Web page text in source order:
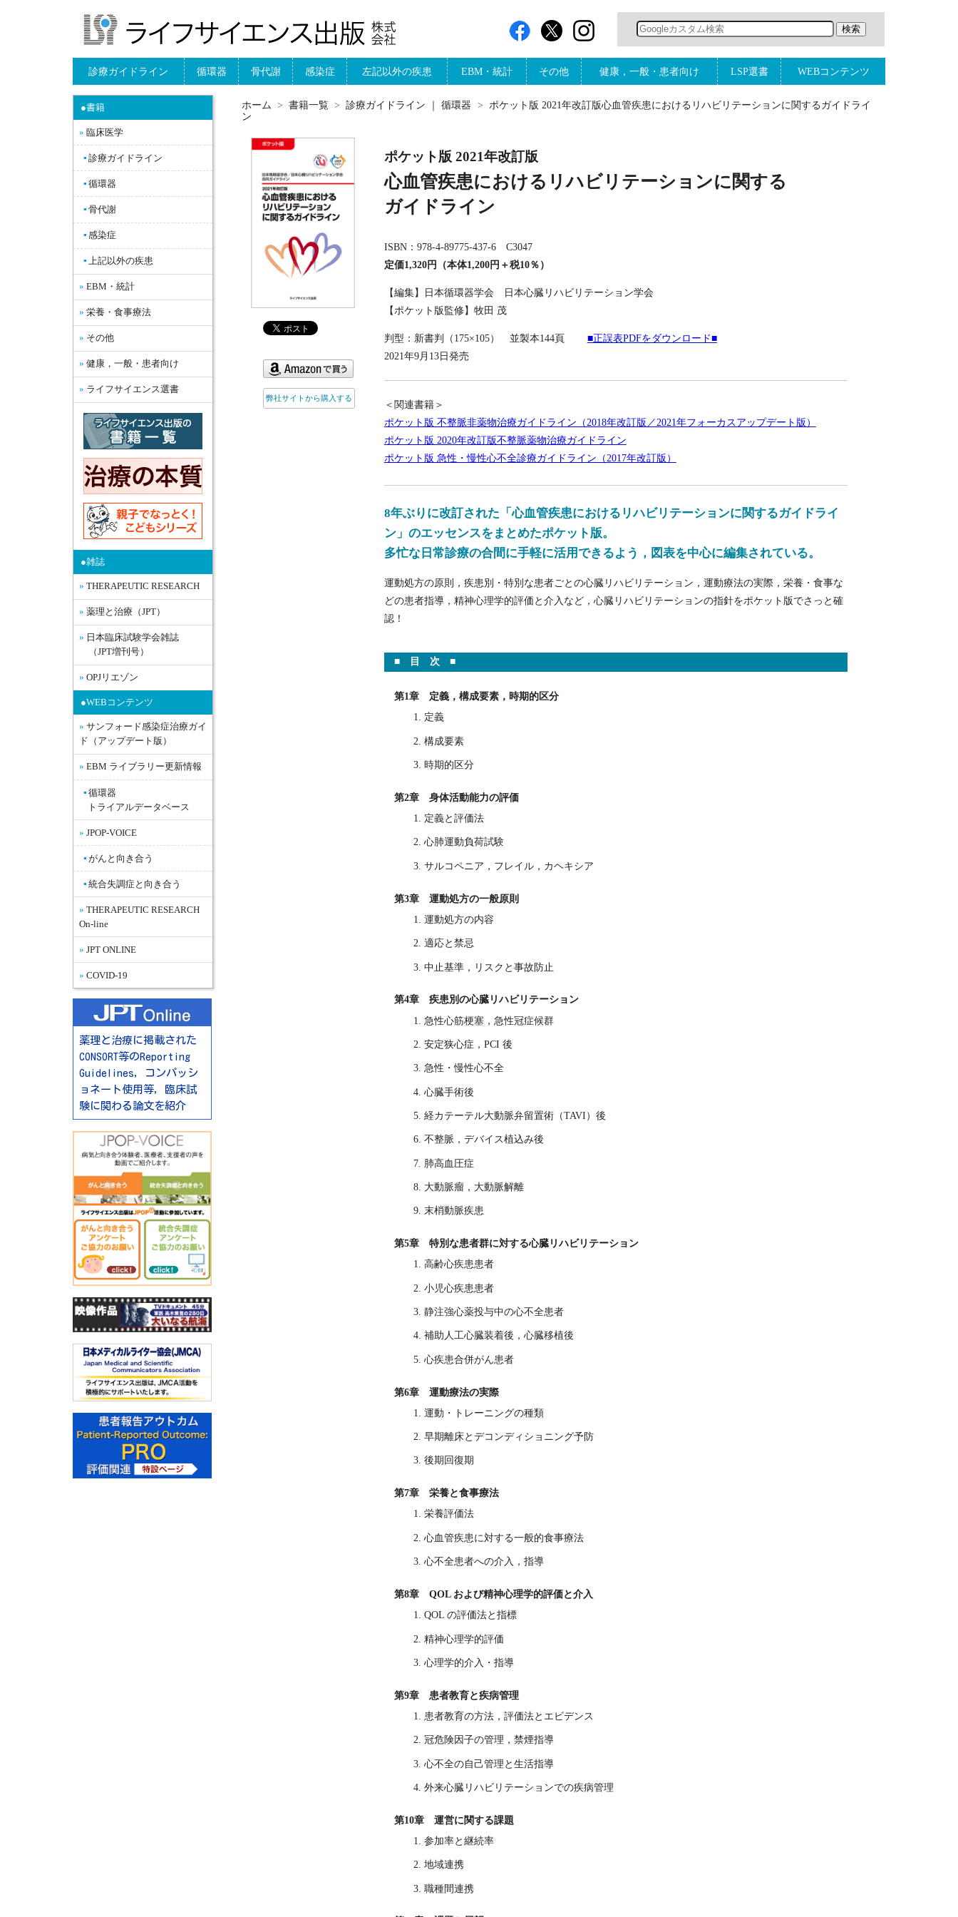
診療ガイドライン 循環器 骨代謝 感染症 左記以外の疾患 EBM・統計 その他 健康，一般・患者向け LSP選書 WEBコンテンツ
●書籍
臨床医学
診療ガイドライン
循環器
骨代謝
感染症
上記以外の疾患
EBM・統計
栄養・食事療法
その他
健康，一般・患者向け
ライフサイエンス選書
●雑誌
THERAPEUTIC RESEARCH
薬理と治療（JPT）
日本臨床試験学会雑誌
（JPT増刊号）
OPJリエゾン
●WEBコンテンツ
サンフォード感染症治療ガイ
ド（アップデート版）
EBM ライブラリー更新情報
循環器
トライアルデータベース
JPOP-VOICE
がんと向き合う
統合失調症と向き合う
THERAPEUTIC RESEARCH
On-line
JPT ONLINE
COVID-19
薬理と治療に掲載された
CONSORT等のReporting
Guidelines，コンパッシ
ョネート使用等，臨床試
験に関わる論文を紹介
ホーム 書籍一覧 診療ガイドライン ｜循環器
ポケット版 2021年改訂版心血管疾患におけるリハビリテーションに関するガイドライ
ン
弊社サイトから購入する
ポケット版 2021年改訂版
心血管疾患におけるリハビリテーションに関する
ガイドライン
ISBN：978-4-89775-437-6 C3047
定価1,320円（本体1,200円＋税10％）
【編集】日本循環器学会 日本心臓リハビリテーション学会
【ポケット版監修】牧田 茂
判型：新書判（175×105） 並製本144頁 ■正誤表PDFをダウンロード■
2021年9月13日発売
＜関連書籍＞
ポケット版 不整脈非薬物治療ガイドライン（2018年改訂版／2021年フォーカスアップデート版）
ポケット版 2020年改訂版不整脈薬物治療ガイドライン
ポケット版 急性・慢性心不全診療ガイドライン（2017年改訂版）
8年ぶりに改訂された「心血管疾患におけるリハビリテーションに関するガイドライ
ン」のエッセンスをまとめたポケット版。
多忙な日常診療の合間に手軽に活用できるよう，図表を中心に編集されている。
運動処方の原則，疾患別・特別な患者ごとの心臓リハビリテーション，運動療法の実際，栄養・食事な
どの患者指導，精神心理学的評価と介入など，心臓リハビリテーションの指針をポケット版でさっと確
認！
■ 目 次 ■
第1章 定義，構成要素，時期的区分
1. 定義
2. 構成要素
3. 時期的区分
第2章 身体活動能力の評価
1. 定義と評価法
2. 心肺運動負荷試験
3. サルコペニア，フレイル，カヘキシア
第3章 運動処方の一般原則
1. 運動処方の内容
2. 適応と禁忌
3. 中止基準，リスクと事故防止
第4章 疾患別の心臓リハビリテーション
1. 急性心筋梗塞，急性冠症候群
2. 安定狭心症，PCI 後
3. 急性・慢性心不全
4. 心臓手術後
5. 経カテーテル大動脈弁留置術（TAVI）後
6. 不整脈，デバイス植込み後
7. 肺高血圧症
8. 大動脈瘤，大動脈解離
9. 末梢動脈疾患
第5章 特別な患者群に対する心臓リハビリテーション
1. 高齢心疾患患者
2. 小児心疾患患者
3. 静注強心薬投与中の心不全患者
4. 補助人工心臓装着後，心臓移植後
5. 心疾患合併がん患者
第6章 運動療法の実際
1. 運動・トレーニングの種類
2. 早期離床とデコンディショニング予防
3. 後期回復期
第7章 栄養と食事療法
1. 栄養評価法
2. 心血管疾患に対する一般的食事療法
3. 心不全患者への介入，指導
第8章 QOL および精神心理学的評価と介入
1. QOL の評価法と指標
2. 精神心理学的評価
3. 心理学的介入・指導
第9章 患者教育と疾病管理
1. 患者教育の方法，評価法とエビデンス
2. 冠危険因子の管理，禁煙指導
3. 心不全の自己管理と生活指導
4. 外来心臓リハビリテーションでの疾病管理
第10章 運営に関する課題
1. 参加率と継続率
2. 地域連携
3. 職種間連携